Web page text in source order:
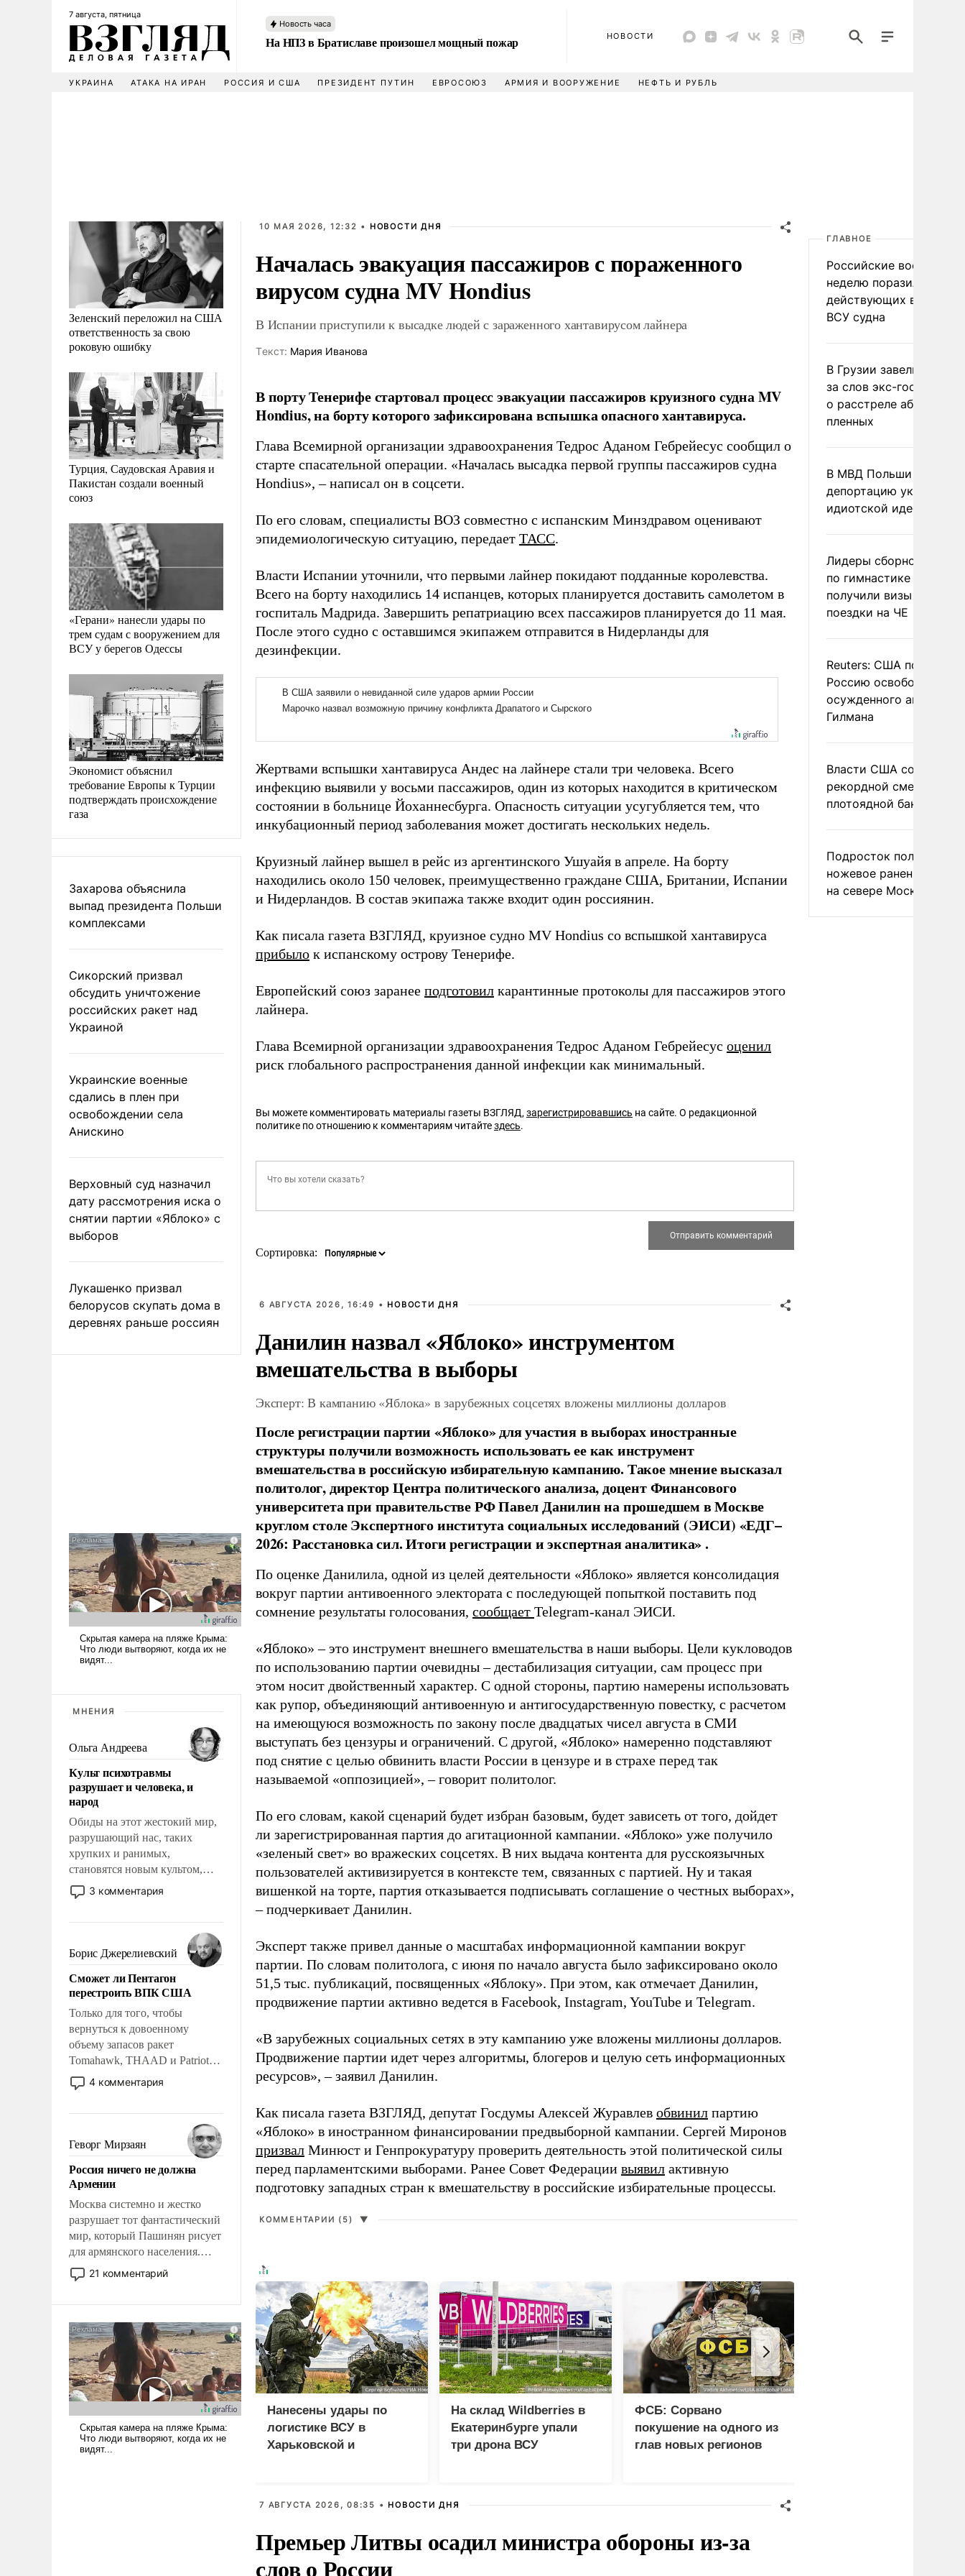
7 августа, пятница
Новость часа
На НПЗ в Братиславе произошел мощный пожар НОВОСТИ
УКРАИНА АТАКА НА ИРАН РОССИЯ И США ПРЕЗИДЕНТ ПУТИН ЕВРОСОЮЗ АРМИЯ И ВООРУЖЕНИЕ НЕФТЬ И РУБЛЬ
Зеленский переложил на США
ответственность за свою
роковую ошибку
Турция, Саудовская Аравия и
Пакистан создали военный
союз
«Герани» нанесли удары по
трем судам с вооружением для
ВСУ у берегов Одессы
Экономист объяснил
требование Европы к Турции
подтверждать происхождение
газа
Захарова объяснила
выпад президента Польши
комплексами
Сикорский призвал
обсудить уничтожение
российских ракет над
Украиной
Украинские военные
сдались в плен при
освобождении села
Анискино
Верховный суд назначил
дату рассмотрения иска о
снятии партии «Яблоко» с
выборов
Лукашенко призвал
белорусов скупать дома в
деревнях раньше россиян
МНЕНИЯ
Ольга Андреева
Культ психотравмы
разрушает и человека, и
народ
Обиды на этот жестокий мир,
разрушающий нас, таких
хрупких и ранимых,
становятся новым культом,
постепенно вытесняя и
отменяя традиционное
мужественным и твердым под
ударами судьбы, брать на себя
ответственность, помогать
слабым, идти вперед и
адаптироваться.
3 комментария
Борис Джерелиевский
Сможет ли Пентагон
перестроить ВПК США
Только для того, чтобы
вернуться к довоенному
объему запасов ракет
Tomahawk, THAAD и Patriot
США потребуется более трех
лет. Даже небольшая война с
Сложившаяся ситуация
означает многолетний период
уязвимости США, например,
перед Китаем.
4 комментария
Геворг Мирзаян
Россия ничего не должна
Армении
Москва системно и жестко
разрушает тот фантастический
мир, который Пашинян рисует
для армянского населения.
Мир, где политические
прожекты будут безусловно
налогоплательщиков и где
Еревану за свои поступки не
нужно отвечать.
21 комментарий
10 МАЯ 2026, 12:32 • НОВОСТИ ДНЯ
Началась эвакуация пассажиров с пораженного
вирусом судна MV Hondius
В Испании приступили к высадке людей с зараженного хантавирусом лайнера
Tекст: Мария Иванова
В порту Тенерифе стартовал процесс эвакуации пассажиров круизного судна MV
Hondius, на борту которого зафиксирована вспышка опасного хантавируса.
Глава Всемирной организации здравоохранения Тедрос Аданом Гебрейесус сообщил о
старте спасательной операции. «Началась высадка первой группы пассажиров судна
Hondius», – написал он в соцсети.
По его словам, специалисты ВОЗ совместно с испанским Минздравом оценивают
эпидемиологическую ситуацию, передает ТАСС.
Власти Испании уточнили, что первыми лайнер покидают подданные королевства.
Всего на борту находились 14 испанцев, которых планируется доставить самолетом в
госпиталь Мадрида. Завершить репатриацию всех пассажиров планируется до 11 мая.
После этого судно с оставшимся экипажем отправится в Нидерланды для
дезинфекции.
Жертвами вспышки хантавируса Андес на лайнере стали три человека. Всего
инфекцию выявили у восьми пассажиров, один из которых находится в критическом
состоянии в больнице Йоханнесбурга. Опасность ситуации усугубляется тем, что
инкубационный период заболевания может достигать нескольких недель.
Круизный лайнер вышел в рейс из аргентинского Ушуайя в апреле. На борту
находились около 150 человек, преимущественно граждане США, Британии, Испании
и Нидерландов. В состав экипажа также входит один россиянин.
Как писала газета ВЗГЛЯД, круизное судно MV Hondius со вспышкой хантавируса
прибыло к испанскому острову Тенерифе.
Европейский союз заранее подготовил карантинные протоколы для пассажиров этого
лайнера.
Глава Всемирной организации здравоохранения Тедрос Аданом Гебрейесус оценил
риск глобального распространения данной инфекции как минимальный.
Вы можете комментировать материалы газеты ВЗГЛЯД, зарегистрировавшись на сайте. О редакционной
политике по отношению к комментариям читайтездесь.
Сортировка:
6 АВГУСТА 2026, 16:49 • НОВОСТИ ДНЯ
Данилин назвал «Яблоко» инструментом
вмешательства в выборы
Эксперт: В кампанию «Яблока» в зарубежных соцсетях вложены миллионы долларов
После регистрации партии «Яблоко» для участия в выборах иностранные
структуры получили возможность использовать ее как инструмент
вмешательства в российскую избирательную кампанию. Такое мнение высказал
политолог, директор Центра политического анализа, доцент Финансового
университета при правительстве РФ Павел Данилин на прошедшем в Москве
круглом столе Экспертного института социальных исследований (ЭИСИ) «ЕДГ–
2026: Расстановка сил. Итоги регистрации и экспертная аналитика» .
По оценке Данилила, одной из целей деятельности «Яблоко» является консолидация
вокруг партии антивоенного электората с последующей попыткой поставить под
сомнение результаты голосования, сообщает Telegram-канал ЭИСИ.
«Яблоко» – это инструмент внешнего вмешательства в наши выборы. Цели кукловодов
по использованию партии очевидны – дестабилизация ситуации, сам процесс при
этом носит двойственный характер. С одной стороны, партию намерены использовать
как рупор, объединяющий антивоенную и антигосударственную повестку, с расчетом
на имеющуюся возможность по закону после двадцатых чисел августа в СМИ
выступать без цензуры и ограничений. С другой, «Яблоко» намеренно подставляют
под снятие с целью обвинить власти России в цензуре и в страхе перед так
называемой «оппозицией», – говорит политолог.
По его словам, какой сценарий будет избран базовым, будет зависеть от того, дойдет
ли зарегистрированная партия до агитационной кампании. «Яблоко» уже получило
«зеленый свет» во вражеских соцсетях. В них выдача контента для русскоязычных
пользователей активизируется в контексте тем, связанных с партией. Ну и такая
вишенкой на торте, партия отказывается подписывать соглашение о честных выборах»,
– подчеркивает Данилин.
Эксперт также привел данные о масштабах информационной кампании вокруг
партии. По словам политолога, с июня по начало августа было зафиксировано около
51,5 тыс. публикаций, посвященных «Яблоку». При этом, как отмечает Данилин,
продвижение партии активно ведется в Facebook, Instagram, YouTube и Telegram.
«В зарубежных социальных сетях в эту кампанию уже вложены миллионы долларов.
Продвижение партии идет через алгоритмы, блогеров и целую сеть информационных
ресурсов», – заявил Данилин.
Как писала газета ВЗГЛЯД, депутат Госдумы Алексей Журавлев обвинил партию
«Яблоко» в иностранном финансировании предвыборной кампании. Сергей Миронов
призвал Минюст и Генпрокуратуру проверить деятельность этой политической силы
перед парламентскими выборами. Ранее Совет Федерации выявил активную
подготовку западных стран к вмешательству в российские избирательные процессы.
КОММЕНТАРИИ (5) ▼
Нанесены удары по
логистике ВСУ в
Харьковской и
На склад Wildberries в
Екатеринбурге упали
три дрона ВСУ
ФСБ: Сорвано
покушение на одного из
глав новых регионов
7 АВГУСТА 2026, 08:35 • НОВОСТИ ДНЯ
Премьер Литвы осадил министра обороны из-за
слов о России
ГЛАВНОЕ
Российские военные за
неделю поразили 34
действующих в
ВСУ судна
В Грузии завели дело
за слов экс-
о расстреле абхазских
пленных
В МВД Польши назвали
депортацию украинцев
идиотской идеей
Лидеры сборной
по гимнастике не
получили визы для
поездки на ЧЕ
Reuters: США
Россию освободить
осужденного
Гилмана
Власти США сообщили
рекордной смертности
плотоядной бактерии
Подросток получил
ножевое ранение в
на севере Москвы